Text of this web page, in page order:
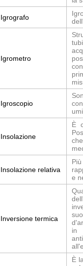
Igrografo
Igrometro
Igroscopio
Insolazione
È
Insolazione relativa
e
Inversione termica
in
È